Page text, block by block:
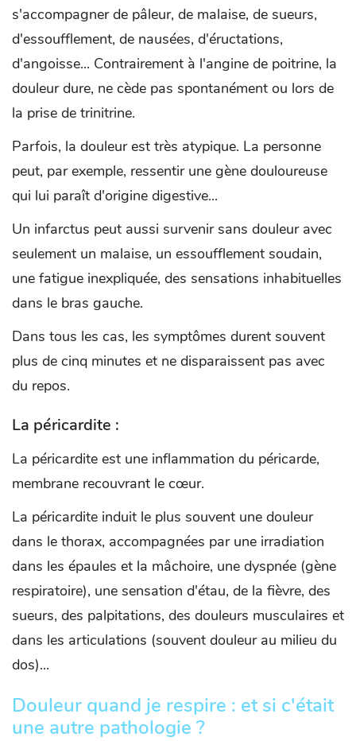
s'accompagner de pâleur, de malaise, de sueurs,
d'essoufflement, de nausées, d'éructations,
d'angoisse... Contrairement à l'angine de poitrine, la
douleur dure, ne cède pas spontanément ou lors de
la prise de trinitrine.
Parfois, la douleur est très atypique. La personne
peut, par exemple, ressentir une gène douloureuse
qui lui paraît d'origine digestive...
Un infarctus peut aussi survenir sans douleur avec
seulement un malaise, un essoufflement soudain,
une fatigue inexpliquée, des sensations inhabituelles
dans le bras gauche.
Dans tous les cas, les symptômes durent souvent
plus de cinq minutes et ne disparaissent pas avec
du repos.
La péricardite :
La péricardite est une inflammation du péricarde,
membrane recouvrant le cœur.
La péricardite induit le plus souvent une douleur
dans le thorax, accompagnées par une irradiation
dans les épaules et la mâchoire, une dyspnée (gène
respiratoire), une sensation d'étau, de la fièvre, des
sueurs, des palpitations, des douleurs musculaires et
dans les articulations (souvent douleur au milieu du
dos)...
Douleur quand je respire : et si c'était
une autre pathologie ?